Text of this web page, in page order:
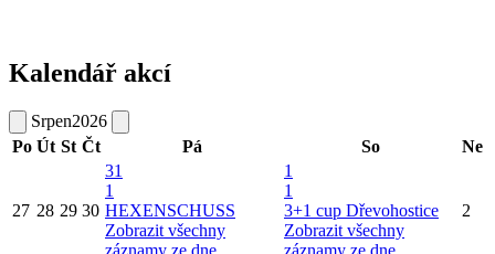
Kalendář akcí
Srpen2026
Po Út St Čt Pá So Ne
27 28 29 30
31
1
HEXENSCHUSS
Zobrazit všechny
1
1
3+1 cup Dřevohostice
Zobrazit všechny
2